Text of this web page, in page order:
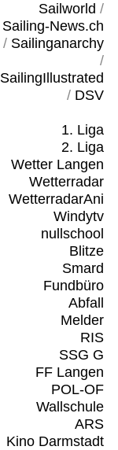
Sailworld /
Sailing-News.ch
/ Sailinganarchy
/
SailingIllustrated
/ DSV
1. Liga
2. Liga
Wetter Langen
Wetterradar
WetterradarAni
Windytv
nullschool
Blitze
Smard
Fundbüro
Abfall
Melder
RIS
SSG G
FF Langen
POL-OF
Wallschule
ARS
Kino Darmstadt